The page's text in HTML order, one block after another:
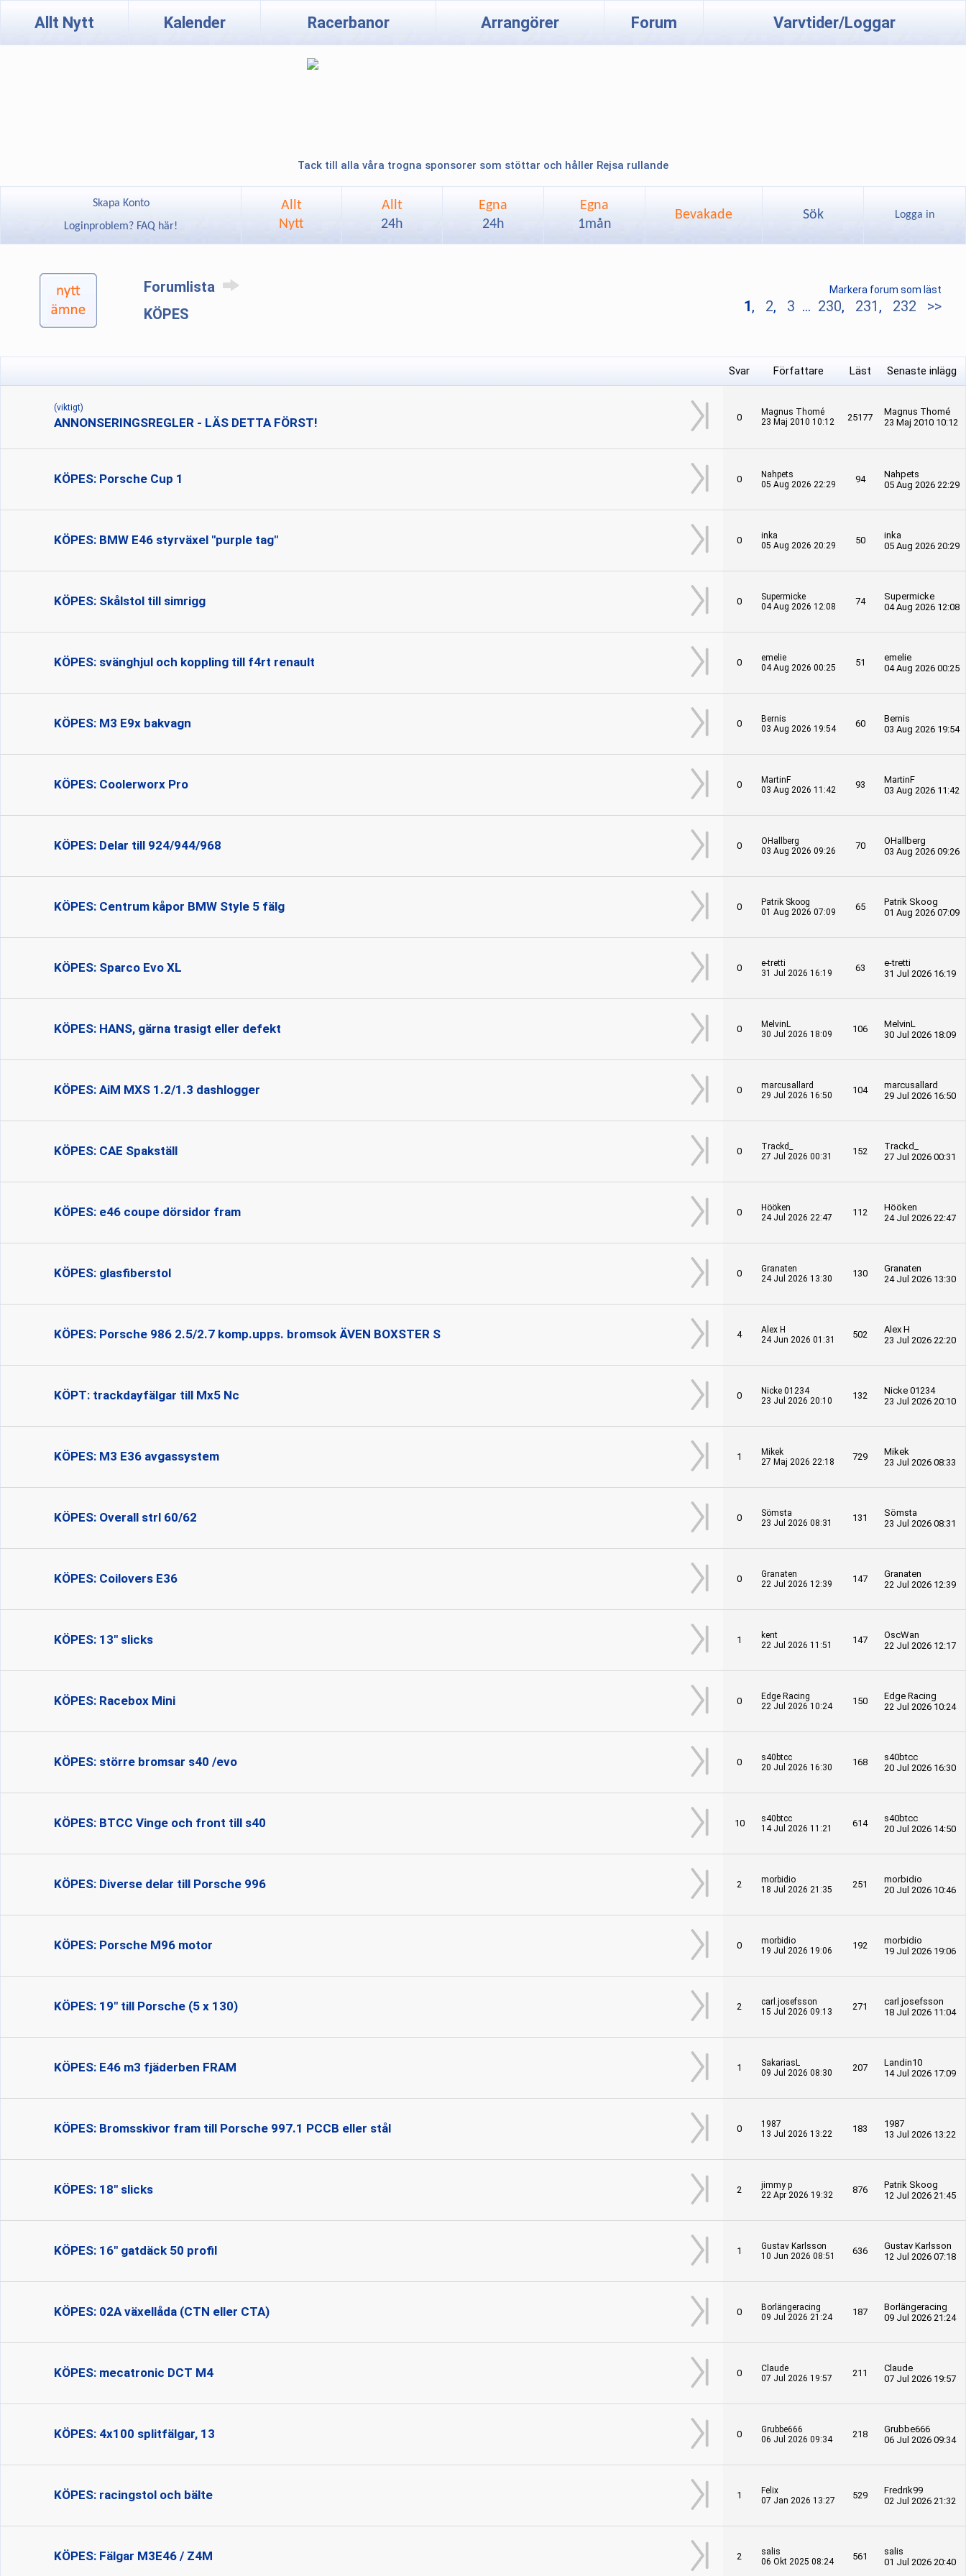
Allt Nytt Kalender Racerbanor Arrangörer Forum Varvtider/Loggar
Tack till alla våra trogna sponsorer som stöttar och håller Rejsa rullande
Skapa Konto
Loginproblem? FAQ här!
Allt
Nytt
Allt
24h
Egna
24h
Egna
1mån
Bevakade Sök Logga in
Forumlista
KÖPES
Markera forum som läst
1, 2, 3 ... 230, 231 , 232 >>
Svar Författare Läst Senaste inlägg
(viktigt)
ANNONSERINGSREGLER - LÄS DETTA FÖRST! 0
Magnus Thomé
23 Maj 2010 10:12
25177
Magnus Thomé
23 Maj 2010 10:12
KÖPES: Porsche Cup 1 0
Nahpets
05 Aug 2026 22:29
94
Nahpets
05 Aug 2026 22:29
KÖPES: BMW E46 styrväxel "purple tag" 0
inka
05 Aug 2026 20:29
50
inka
05 Aug 2026 20:29
KÖPES: Skålstol till simrigg 0
Supermicke
04 Aug 2026 12:08
74
Supermicke
04 Aug 2026 12:08
KÖPES: svänghjul och koppling till f4rt renault 0
emelie
04 Aug 2026 00:25
51
emelie
04 Aug 2026 00:25
KÖPES: M3 E9x bakvagn 0
Bernis
03 Aug 2026 19:54
60
Bernis
03 Aug 2026 19:54
KÖPES: Coolerworx Pro 0
MartinF
03 Aug 2026 11:42
93
MartinF
03 Aug 2026 11:42
KÖPES: Delar till 924/944/968 0
OHallberg
03 Aug 2026 09:26
70
OHallberg
03 Aug 2026 09:26
KÖPES: Centrum kåpor BMW Style 5 fälg 0
Patrik Skoog
01 Aug 2026 07:09
65
Patrik Skoog
01 Aug 2026 07:09
KÖPES: Sparco Evo XL 0
e-tretti
31 Jul 2026 16:19
63
e-tretti
31 Jul 2026 16:19
KÖPES: HANS, gärna trasigt eller defekt 0
MelvinL
30 Jul 2026 18:09
106
MelvinL
30 Jul 2026 18:09
KÖPES: AiM MXS 1.2/1.3 dashlogger 0
marcusallard
29 Jul 2026 16:50
104
marcusallard
29 Jul 2026 16:50
KÖPES: CAE Spakställ 0
Trackd_
27 Jul 2026 00:31
152
Trackd_
27 Jul 2026 00:31
KÖPES: e46 coupe dörsidor fram 0
Hööken
24 Jul 2026 22:47
112
Hööken
24 Jul 2026 22:47
KÖPES: glasfiberstol 0
Granaten
24 Jul 2026 13:30
130
Granaten
24 Jul 2026 13:30
KÖPES: Porsche 986 2.5/2.7 komp.upps. bromsok ÄVEN BOXSTER S 4
Alex H
24 Jun 2026 01:31
502
Alex H
23 Jul 2026 22:20
KÖPT: trackdayfälgar till Mx5 Nc 0
Nicke 01234
23 Jul 2026 20:10
132
Nicke 01234
23 Jul 2026 20:10
KÖPES: M3 E36 avgassystem 1
Mikek
27 Maj 2026 22:18
729
Mikek
23 Jul 2026 08:33
KÖPES: Overall strl 60/62 0
Sömsta
23 Jul 2026 08:31
131
Sömsta
23 Jul 2026 08:31
KÖPES: Coilovers E36 0
Granaten
22 Jul 2026 12:39
147
Granaten
22 Jul 2026 12:39
KÖPES: 13" slicks 1
kent
22 Jul 2026 11:51
147
OscWan
22 Jul 2026 12:17
KÖPES: Racebox Mini 0
Edge Racing
22 Jul 2026 10:24
150
Edge Racing
22 Jul 2026 10:24
KÖPES: större bromsar s40 /evo 0
s40btcc
20 Jul 2026 16:30
168
s40btcc
20 Jul 2026 16:30
KÖPES: BTCC Vinge och front till s40 10
s40btcc
14 Jul 2026 11:21
614
s40btcc
20 Jul 2026 14:50
KÖPES: Diverse delar till Porsche 996 2
morbidio
18 Jul 2026 21:35
251
morbidio
20 Jul 2026 10:46
KÖPES: Porsche M96 motor 0
morbidio
19 Jul 2026 19:06
192
morbidio
19 Jul 2026 19:06
KÖPES: 19" till Porsche (5 x 130) 2
carl.josefsson
15 Jul 2026 09:13
271
carl.josefsson
18 Jul 2026 11:04
KÖPES: E46 m3 fjäderben FRAM 1
SakariasL
09 Jul 2026 08:30
207
Landin10
14 Jul 2026 17:09
KÖPES: Bromsskivor fram till Porsche 997.1 PCCB eller stål 0
1987
13 Jul 2026 13:22
183
1987
13 Jul 2026 13:22
KÖPES: 18" slicks 2
jimmy p
22 Apr 2026 19:32
876
Patrik Skoog
12 Jul 2026 21:45
KÖPES: 16" gatdäck 50 profil 1
Gustav Karlsson
10 Jun 2026 08:51
636
Gustav Karlsson
12 Jul 2026 07:18
KÖPES: 02A växellåda (CTN eller CTA) 0
Borlängeracing
09 Jul 2026 21:24
187
Borlängeracing
09 Jul 2026 21:24
KÖPES: mecatronic DCT M4 0
Claude
07 Jul 2026 19:57
211
Claude
07 Jul 2026 19:57
KÖPES: 4x100 splitfälgar, 13 0
Grubbe666
06 Jul 2026 09:34
218
Grubbe666
06 Jul 2026 09:34
KÖPES: racingstol och bälte 1
Felix
07 Jan 2026 13:27
529
Fredrik99
02 Jul 2026 21:32
KÖPES: Fälgar M3E46 / Z4M 2
salis
06 Okt 2025 08:24
561
salis
01 Jul 2026 20:40